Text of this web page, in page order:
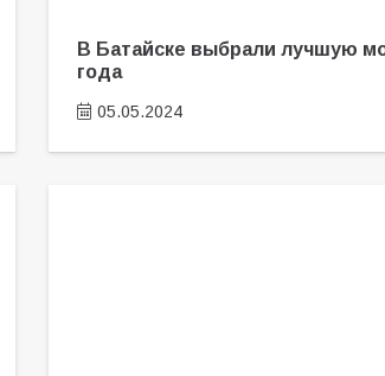
В Батайске выбрали лучшую
года
05.05.2024